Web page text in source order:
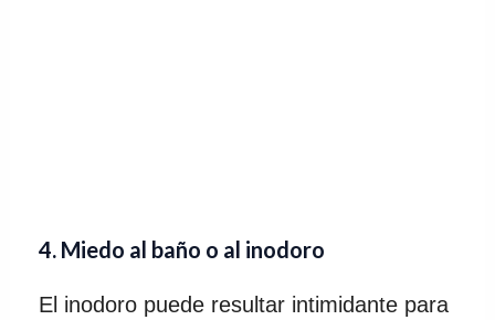
4. Miedo al baño o al inodoro
El inodoro puede resultar intimidante para